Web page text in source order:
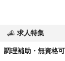
求人特集
調理補助・無資格